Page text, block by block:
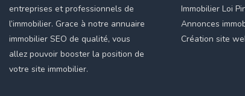
entreprises et professionnels de
l’immobilier. Grace à notre annuaire
immobilier SEO de qualité, vous
allez pouvoir booster la position de
votre site immobilier.
Immobilier Loi
Annonces
Création site